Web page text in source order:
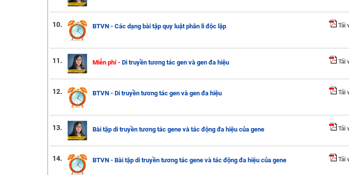
10. BTVN - Các dạng bài tập quy luật phân li độc lập Tải
11. Miễn phí - Di truyền tương tác gen và gen đa hiệu Tải
12. BTVN - Di truyền tương tác gen và gen đa hiệu Tải
13. Bài tập di truyền tương tác gene và tác động đa hiệu của gene Tải
14. BTVN - Bài tập di truyền tương tác gene và tác động đa hiệu của gene Tải